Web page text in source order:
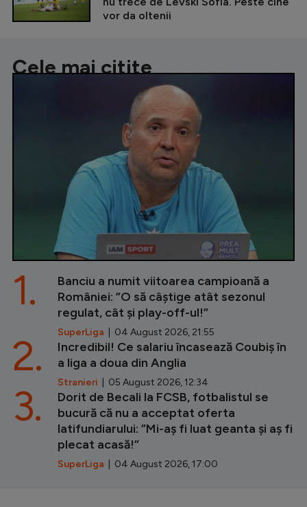
vor da oltenii
Cele mai citite
Banciu a numit viitoarea campioană a
României: ”O să câștige atât sezonul
regulat, cât și play-off-ul!”
SuperLiga | 04 August 2026, 21:55
1.
Incredibil! Ce salariu încasează Coubiș în
a liga a doua din Anglia
Stranieri | 05 August 2026, 12:34
2.
Dorit de Becali la FCSB, fotbalistul se
bucură că nu a acceptat oferta
latifundiarului: ”Mi-aș fi luat geanta și aș fi
plecat acasă!”
SuperLiga | 04 August 2026, 17:00
3.